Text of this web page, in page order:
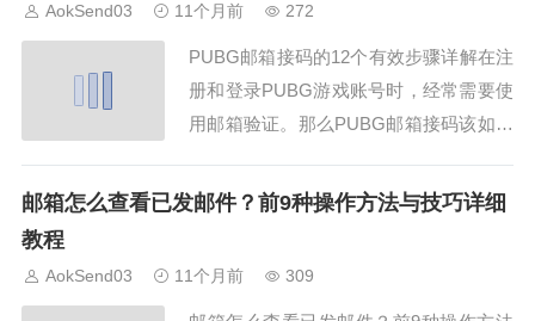
一：优化邮件发送时间，提升云邮箱发送
邮件效...
AokSend03 11个月前 272
PUBG邮箱接码的12个有效步骤详解在注
册和登录PUBG游戏账号时，经常需要使
用邮箱验证。那么PUBG邮箱接码该如何
绍PUBG邮箱接码的12个有效步骤。一、
能帮助你准备合适邮箱...
邮箱怎么查看已发邮件？前9种操作方法与技巧详细
教程
AokSend03 11个月前 309